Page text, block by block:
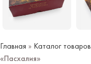
Главная » Каталог товаров
«Пасхалия»